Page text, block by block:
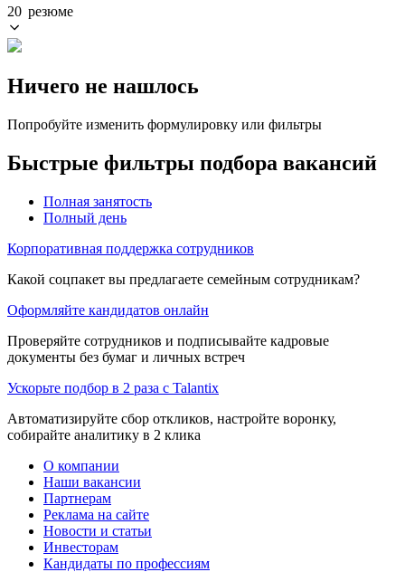
20 резюме
Ничего не нашлось
Попробуйте изменить формулировку или фильтры
Быстрые фильтры подбора вакансий
Полная занятость
Полный день
Корпоративная поддержка сотрудников
Какой соцпакет вы предлагаете семейным сотрудникам?
Оформляйте кандидатов онлайн
Проверяйте сотрудников и подписывайте кадровые
документы без бумаг и личных встреч
Ускорьте подбор в 2 раза с Talantix
Автоматизируйте сбор откликов, настройте воронку,
собирайте аналитику в 2 клика
О компании
Наши вакансии
Партнерам
Реклама на сайте
Новости и статьи
Инвесторам
Кандидаты по профессиям